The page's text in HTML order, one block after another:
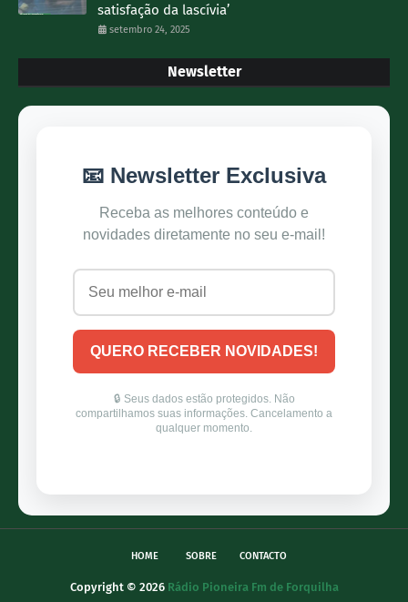
satisfação da lascívia’
setembro 24, 2025
Newsletter
HOME SOBRE CONTACTO
Copyright © 2026 Rádio Pioneira Fm de Forquilha